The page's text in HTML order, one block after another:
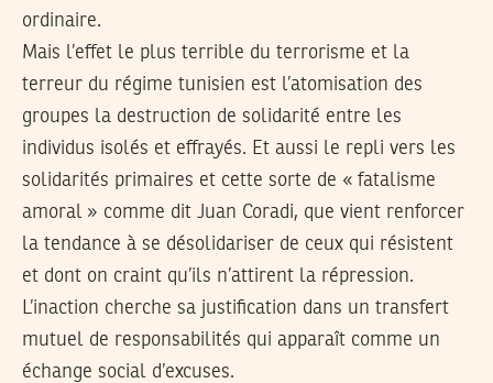
ordinaire.
Mais l’effet le plus terrible du terrorisme et la
terreur du régime tunisien est l’atomisation des
groupes la destruction de solidarité entre les
individus isolés et effrayés. Et aussi le repli vers les
solidarités primaires et cette sorte de « fatalisme
amoral » comme dit Juan Coradi, que vient renforcer
la tendance à se désolidariser de ceux qui résistent
et dont on craint qu’ils n’attirent la répression.
L’inaction cherche sa justification dans un transfert
mutuel de responsabilités qui apparaît comme un
échange social d’excuses.